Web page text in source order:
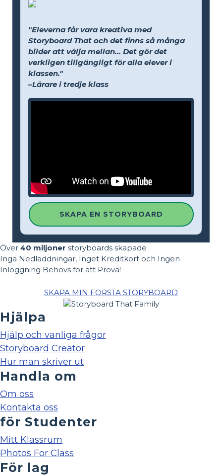
"Eleverna får vara kreativa med
Storyboard That och det finns så många
bilder att välja mellan... Det gör det
verkligen tillgängligt för alla elever i
klassen."
–Lärare i tredje klass
SKAPA EN STORYBOARD
Över 40 miljoner storyboards skapade
Inga Nedladdningar, Inget Kreditkort och Ingen
Inloggning Behövs för att Prova!
SKAPA MIN FÖRSTA STORYBOARD
Hjälpa
Hjälp och vanliga frågor
Storyboard Creator
Hur man skriver ut
Handla om
Om oss
Kontakta oss
för Studenter
Mitt Klassrum
Photos For Class
För lag